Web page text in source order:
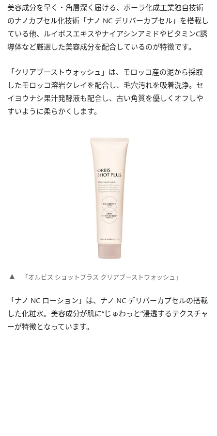
美容成分を早く・角層深く届ける、ポーラ化成工業独自技術
のナノカプセル化技術「ナノ NC デリバーカプセル」を搭載し
ている他、ルイボスエキスやナイアシンアミドやビタミンC誘
導体など厳選した美容成分を配合しているのが特徴です。
「クリアブーストウォッシュ」は、モロッコ産の泥から採取
したモロッコ溶岩クレイを配合し、毛穴汚れを吸着洗浄。セ
イヨウナシ果汁発酵液も配合し、古い角質を優しくオフしや
すいように柔らかくします。
「オルビス ショットプラス クリアブーストウォッシュ」
「ナノ NC ローション」は、ナノ NC デリバーカプセルの搭載
した化粧水。美容成分が肌に“じゅわっと”浸透するテクスチャ
ーが特徴となっています。